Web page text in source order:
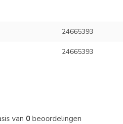
24665393
24665393
van 0beoordelingen